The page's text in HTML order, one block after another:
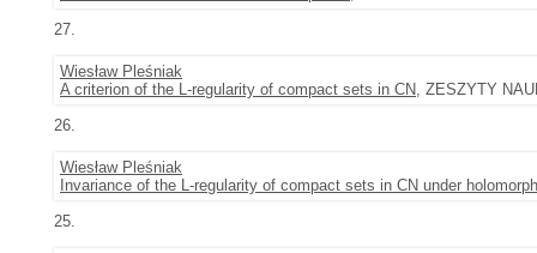
27.
Wiesław Pleśniak
A criterion of the L-regularity of compact sets in CN, ZESZYTY
26.
Wiesław Pleśniak
Invariance of the L-regularity of compact sets in CN under
25.